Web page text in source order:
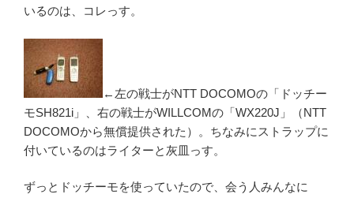
いるのは、コレっす。
←左の戦士がNTT DOCOMOの「ドッチー
モSH821i」、右の戦士がWILLCOMの「WX220J」（NTT
DOCOMOから無償提供された）。ちなみにストラップに
付いているのはライターと灰皿っす。
ずっとドッチーモを使っていたので、会う人みんなに